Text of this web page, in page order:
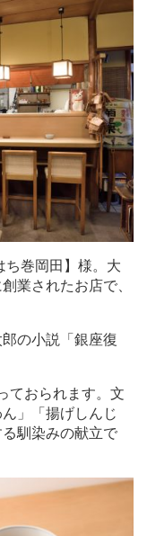
ち巻岡田】様。大
業されたお店で、
の小説「銀座復
ておられます。文
」「揚げしんじ
馴染みの献立で